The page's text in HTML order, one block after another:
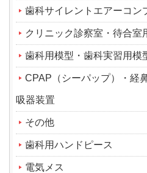
歯科サイレントエアーコン
クリニック診察室・待合室
歯科用模型・歯科実習用模
CPAP（シーパップ）・経
吸器装置
その他
歯科用ハンドピース
電気メス